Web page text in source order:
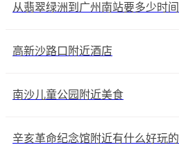
从翡翠绿洲到广州南站要多少时间
高新沙路口附近酒店
南沙儿童公园附近美食
辛亥革命纪念馆附近有什么好玩的